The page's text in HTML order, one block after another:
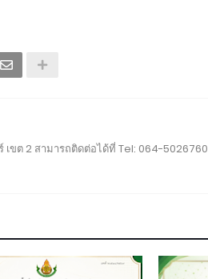
ขต 2 สามารถติดต่อได้ที่ Tel: 064-5026760